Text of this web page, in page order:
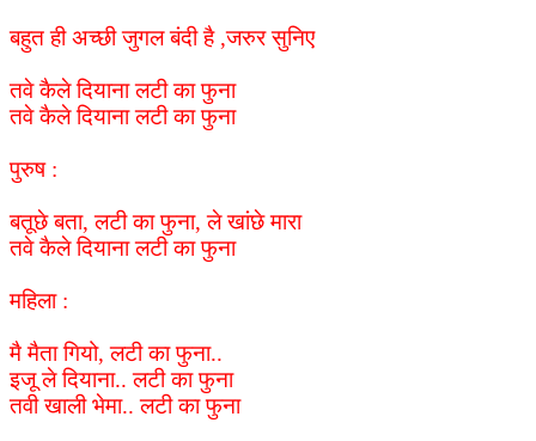
बहुत ही अच्छी जुगल बंदी है ,जरुर सुनिए
तवे कैले दियाना लटी का फुना
तवे कैले दियाना लटी का फुना
पुरुष :
बतूछे बता, लटी का फुना, ले खांछे मारा
तवे कैले दियाना लटी का फुना
महिला :
मै मैता गियो, लटी का फुना..
इजू ले दियाना.. लटी का फुना
तवी खाली भेमा.. लटी का फुना